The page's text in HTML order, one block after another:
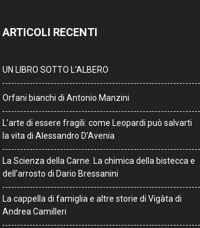
ARTICOLI RECENTI
UN LIBRO SOTTO L’ALBERO
Orfani bianchi di Antonio Manzini
L’arte di essere fragili: come Leopardi può salvarti
la vita di Alessandro D’Avenia
La Scienza della Carne. La chimica della bistecca e
dell’arrosto di Dario Bressanini
La cappella di famiglia e altre storie di Vigàta di
Andrea Camilleri